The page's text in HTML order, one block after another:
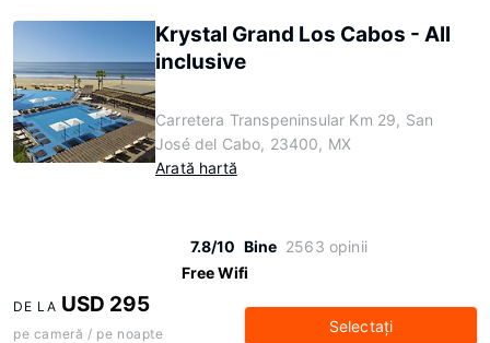
Krystal Grand Los Cabos - All
inclusive
Carretera Transpeninsular Km 29, San
José del Cabo, 23400, MX
Arată hartă
7.8/10 Bine 2563 opinii
Free Wifi
DE LA USD 295
pe cameră / pe noapte Selectaţi